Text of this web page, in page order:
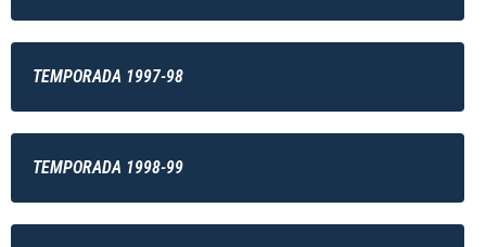
TEMPORADA 1997-98
TEMPORADA 1998-99